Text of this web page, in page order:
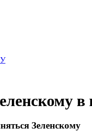
Зеленскому